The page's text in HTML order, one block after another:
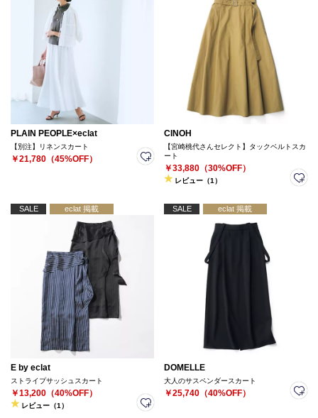
PLAIN PEOPLE×eclat
【別注】リネンスカート
￥21,780（45%OFF）
CINOH
【宮崎桃代さんセレクト】タックベルトスカ
ート
￥33,880（30%OFF）
レビュー（1）
SALE eclat 掲載
E by eclat
ストライプサッシュスカート
￥13,200（40%OFF）
レビュー（1）
SALE eclat 掲載
DOMELLE
大人のサスペンダースカート
￥25,740（40%OFF）